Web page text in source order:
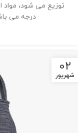
توزیع می شود، مواد
درجه می
02
شهریور